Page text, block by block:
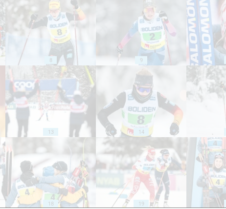
8 9
13 14
18 19